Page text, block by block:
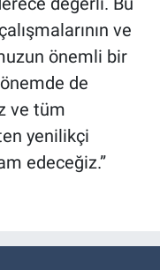
ve
önemli bir
de
ve tüm
yenilikçi
edeceğiz.”